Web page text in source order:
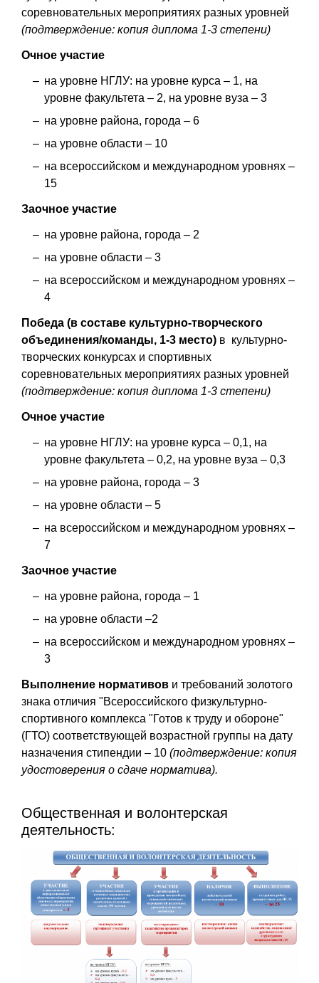
соревновательных мероприятиях разных уровней
(подтверждение: копия диплома 1-3 степени)
Очное участие
на уровне НГЛУ: на уровне курса – 1, на
уровне факультета – 2, на уровне вуза – 3
на уровне района, города – 6
на уровне области – 10
на всероссийском и международном уровнях –
15
Заочное участие
на уровне района, города – 2
на уровне области – 3
на всероссийском и международном уровнях –
4
Победа (в составе культурно-творческого
объединения/команды, 1-3 место) в культурно-
творческих конкурсах и спортивных
соревновательных мероприятиях разных уровней
(подтверждение: копия диплома 1-3 степени)
Очное участие
на уровне НГЛУ: на уровне курса – 0,1, на
уровне факультета – 0,2, на уровне вуза – 0,3
на уровне района, города – 3
на уровне области – 5
на всероссийском и международном уровнях –
7
Заочное участие
на уровне района, города – 1
на уровне области –2
на всероссийском и международном уровнях –
3
Выполнение нормативов и требований золотого
знака отличия "Всероссийского физкультурно-
спортивного комплекса "Готов к труду и обороне"
(ГТО) соответствующей возрастной группы на дату
назначения стипендии – 10 (подтверждение: копия
удостоверения о сдаче норматива).
Общественная и волонтерская
деятельность: